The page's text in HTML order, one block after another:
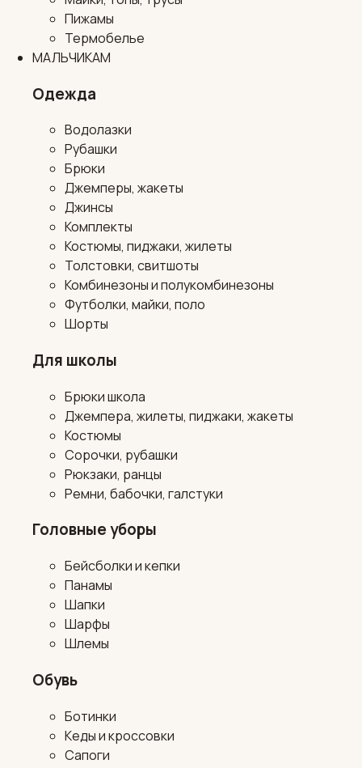
Пижамы
Термобелье
МАЛЬЧИКАМ
Одежда
Водолазки
Рубашки
Брюки
Джемперы, жакеты
Джинсы
Комплекты
Костюмы, пиджаки, жилеты
Толстовки, свитшоты
Комбинезоны и полукомбинезоны
Футболки, майки, поло
Шорты
Для школы
Брюки школа
Джемпера, жилеты, пиджаки, жакеты
Костюмы
Сорочки, рубашки
Рюкзаки, ранцы
Ремни, бабочки, галстуки
Головные уборы
Бейсболки и кепки
Панамы
Шапки
Шарфы
Шлемы
Обувь
Ботинки
Кеды и кроссовки
Сапоги